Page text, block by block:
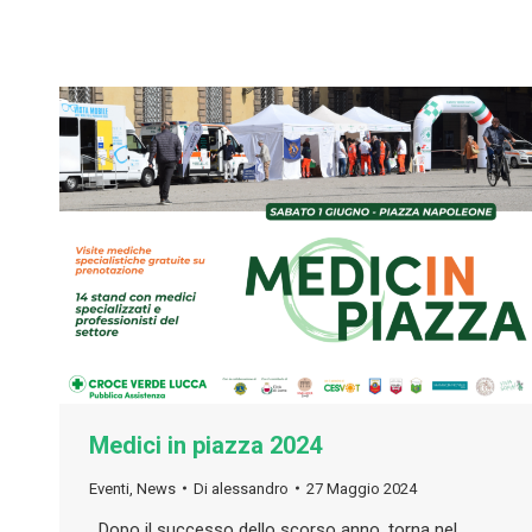
Medici in piazza 2024
Eventi News Di alessandro 27 Maggio 2024